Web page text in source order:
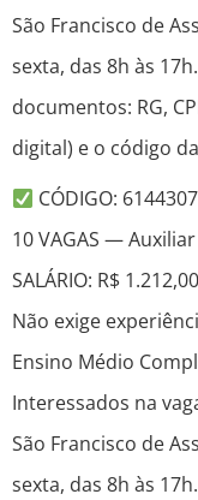
São Francisco de
sexta, das 8h às
documentos: RG,
digital) e o código
CÓDIGO: 6144307
10 VAGAS —
SALÁRIO: R$ 1.212,00
Não exige
Ensino Médio
Interessados na
São Francisco de
sexta, das 8h às